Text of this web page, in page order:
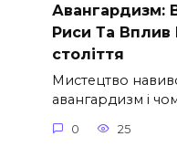
Авангардизм:
Риси Та
століття
Мистецтво
авангардизм і
0 25